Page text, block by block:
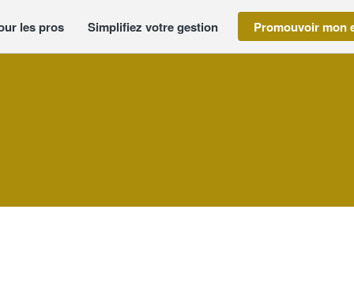
les pros Simplifiez votre gestion Promouvoir mon